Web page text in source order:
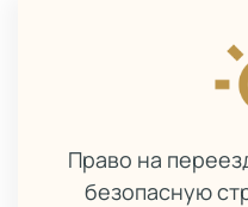
Право на
безопасную